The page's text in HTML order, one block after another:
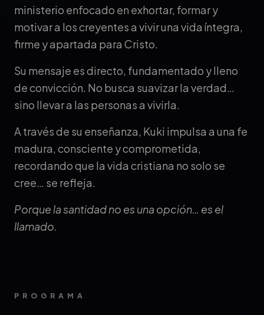
ministerio enfocado en exhortar, formar y
motivar a los creyentes a vivir una vida íntegra,
firme y apartada para Cristo.
Su mensaje es directo, fundamentado y lleno
de convicción. No busca suavizar la verdad…
sino llevar a las personas a vivirla.
A través de su enseñanza, Kuki impulsa a una fe
madura, consciente y comprometida,
recordando que la vida cristiana no solo se
cree… se refleja.
Porque la santidad no es una opción… es el
llamado.
PROGRAMA